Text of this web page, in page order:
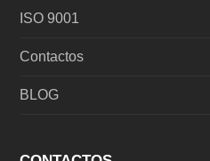
ISO 9001
Contactos
BLOG